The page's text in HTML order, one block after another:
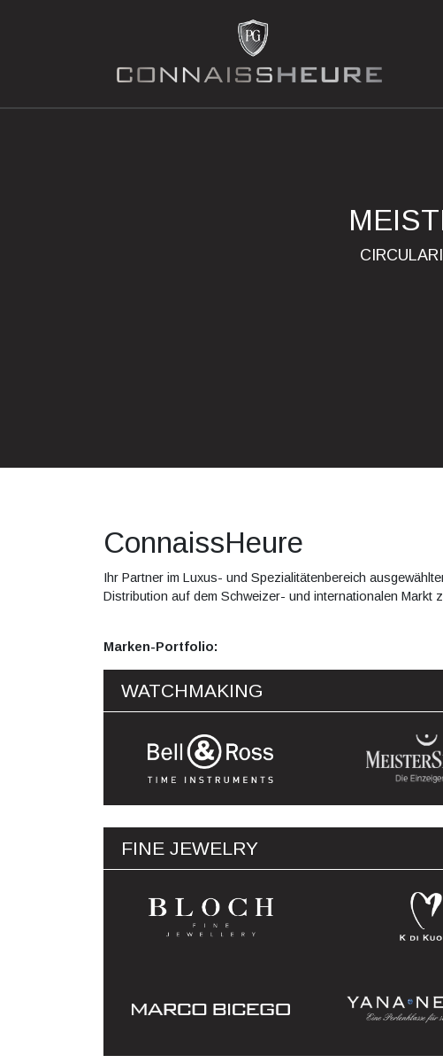
ConnaissHeure
Ihr Partner im Luxus- und Spezialitätenbereich
Distribution auf dem Schweizer- und internationalen Markt
Marken-Portfolio:
WATCHMAKING
FINE JEWELRY